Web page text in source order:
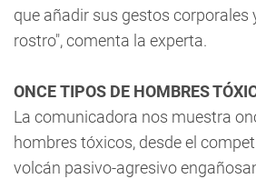
que añadir sus gestos corporales
rostro", comenta la experta.
ONCE TIPOS DE HOMBRES
La comunicadora nos muestra
hombres tóxicos, desde el
volcán pasivo-agresivo